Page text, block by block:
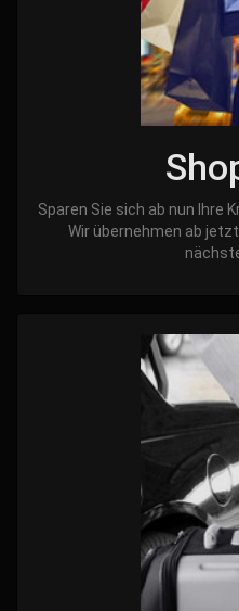
Sparen Sie sich ab nun Ihre
Wir übernehmen ab